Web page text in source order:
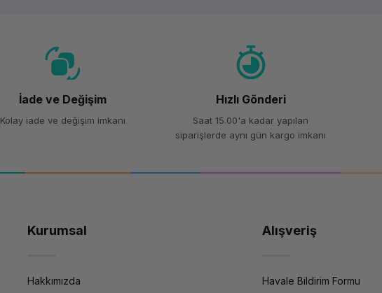
İade ve Değişim
Kolay iade ve değişim imkanı
Hızlı Gönderi
Saat 15.00'a kadar yapılan
siparişlerde aynı gün kargo imkanı
Kurumsal
Hakkımızda
Alışveriş
Havale Bildirim Formu